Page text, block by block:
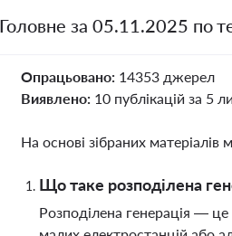
Головне за 05.11.2025 по
Опрацьовано: 14353 джерел
Виявлено: 10 публікацій за 5
На основі зібраних матеріалів
Що таке розподілена
Розподілена генерація —